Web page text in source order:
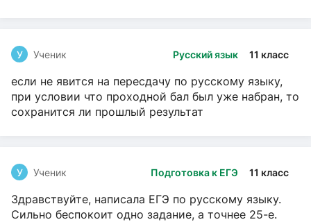
Русский язык 11 класс
У Ученик
если не явится на пересдачу по русскому языку,
при условии что проходной бал был уже набран, то
сохранится ли прошлый результат
Подготовка к ЕГЭ 11 класс
У Ученик
Здравствуйте, написала ЕГЭ по русскому языку.
Сильно беспокоит одно задание, а точнее 25-е.